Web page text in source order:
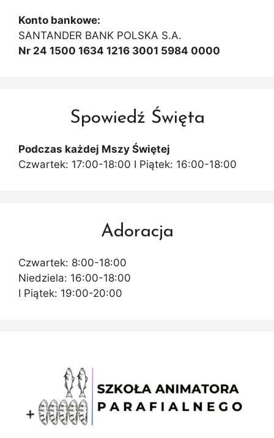
Konto bankowe:
SANTANDER BANK POLSKA S.A.
Nr 24 1500 1634 1216 3001 5984 0000
Spowiedź Święta
Podczas każdej Mszy Świętej
Czwartek: 17:00-18:00 I Piątek: 16:00-18:00
Adoracja
Czwartek: 8:00-18:00
Niedziela: 16:00-18:00
I Piątek: 19:00-20:00